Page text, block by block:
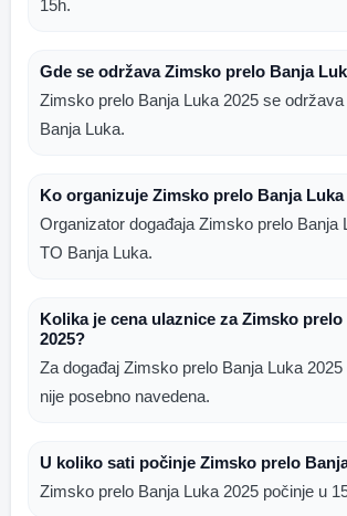
15h.
Gde se održava Zimsko prelo Banja
Zimsko prelo Banja Luka 2025 se
Banja Luka.
Ko organizuje Zimsko prelo Banja Luka
Organizator događaja Zimsko prelo Banja
TO Banja Luka.
Kolika je cena ulaznice za Zimsko
2025?
Za događaj Zimsko prelo Banja Luka
nije posebno navedena.
U koliko sati počinje Zimsko prelo
Zimsko prelo Banja Luka 2025 počinje u